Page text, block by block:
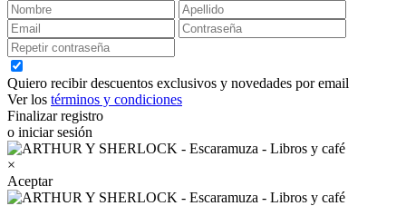
Quiero recibir descuentos exclusivos y novedades por email
Ver los términos y condiciones
Finalizar registro
o iniciar sesión
×
Aceptar